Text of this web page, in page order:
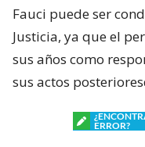
Fauci puede ser
Justicia, ya que el
sus años como
sus actos
ERROR?